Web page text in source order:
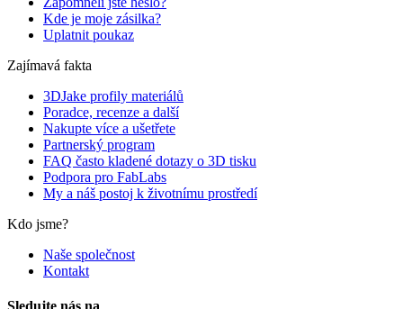
Kde je moje zásilka?
Uplatnit poukaz
Zajímavá fakta
3DJake profily materiálů
Poradce, recenze a další
Nakupte více a ušetřete
Partnerský program
FAQ často kladené dotazy o 3D tisku
Podpora pro FabLabs
My a náš postoj k životnímu prostředí
Kdo jsme?
Naše společnost
Kontakt
Sledujte nás na